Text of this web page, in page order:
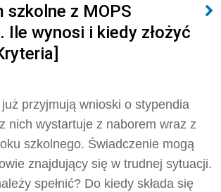
szkolne z MOPS
wynosi i kiedy złożyć
przyjmują wnioski o stypendia
nich wystartuje z naborem wraz z
szkolnego. Świadczenie mogą
znajdujący się w trudnej sytuacji.
spełnić? Do kiedy składa się